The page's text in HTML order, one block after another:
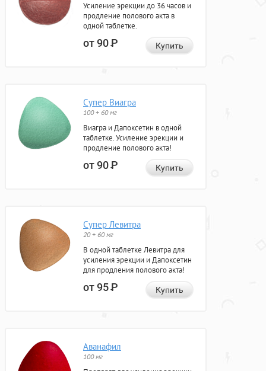
Усиление эрекции до 36 часов и
продление полового акта в
одной таблетке.
от 90Р Купить
Супер Виагра
100 + 60 мг
Виагра и Дапоксетин в одной
таблетке. Усиление эрекции и
продление полового акта!
от 90Р Купить
Супер Левитра
20 + 60 мг
В одной таблетке Левитра для
усиления эрекции и Дапоксетин
для продления полового акта!
от 95Р Купить
Аванафил
100 мг